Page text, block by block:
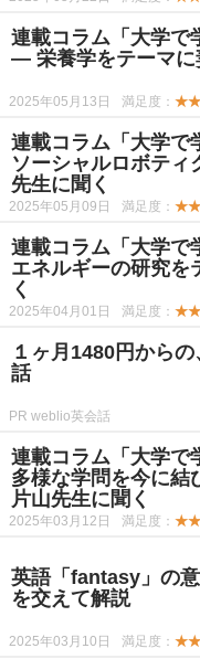
連載コラム「大学で
— 栄養学をテーマに
2025年05月13日 満足度：
連載コラム「大学で
ソーシャルロボティ
先生に聞く
2025年05月09日 満足度：
連載コラム「大学で
エネルギーの研究を
く
2025年04月01日 満足度：
１ヶ月1480円から
話
PR weblio英会話
連載コラム「大学で
多様な学問を今に結
片山先生に聞く
2025年03月12日 満足度：
英語「fantasy」の
を交えて解説
2025年03月10日 満足度：